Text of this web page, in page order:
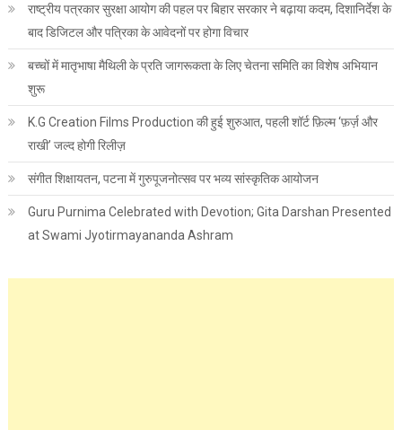
राष्ट्रीय पत्रकार सुरक्षा आयोग की पहल पर बिहार सरकार ने बढ़ाया कदम, दिशानिर्देश के
बाद डिजिटल और पत्रिका के आवेदनों पर होगा विचार
बच्चों में मातृभाषा मैथिली के प्रति जागरूकता के लिए चेतना समिति का विशेष अभियान
शुरू
K.G Creation Films Production की हुई शुरुआत, पहली शॉर्ट फ़िल्म ‘फ़र्ज़ और
राखी’ जल्द होगी रिलीज़
संगीत शिक्षायतन, पटना में गुरुपूजनोत्सव पर भव्य सांस्कृतिक आयोजन
Guru Purnima Celebrated with Devotion; Gita Darshan Presented
at Swami Jyotirmayananda Ashram